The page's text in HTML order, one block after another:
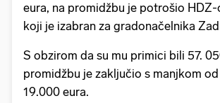
eura, na promidžbu je potrošio HDZ-
koji je izabran za gradonačelnika
S obzirom da su mu primici bili 57.
promidžbu je zaključio s manjkom
19.000 eura.